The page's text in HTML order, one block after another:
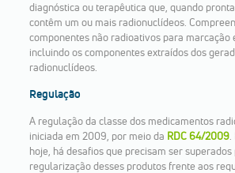
diagnóstica ou terapêutica que, quando
contêm um ou mais radionuclídeos.
componentes não radioativos para marcação
incluindo os componentes extraídos dos
radionuclídeos.
Regulação
A regulação da classe dos medicamentos
iniciada em 2009, por meio da RDC 64/2009.
hoje, há desafios que precisam ser superados
regularização desses produtos frente aos